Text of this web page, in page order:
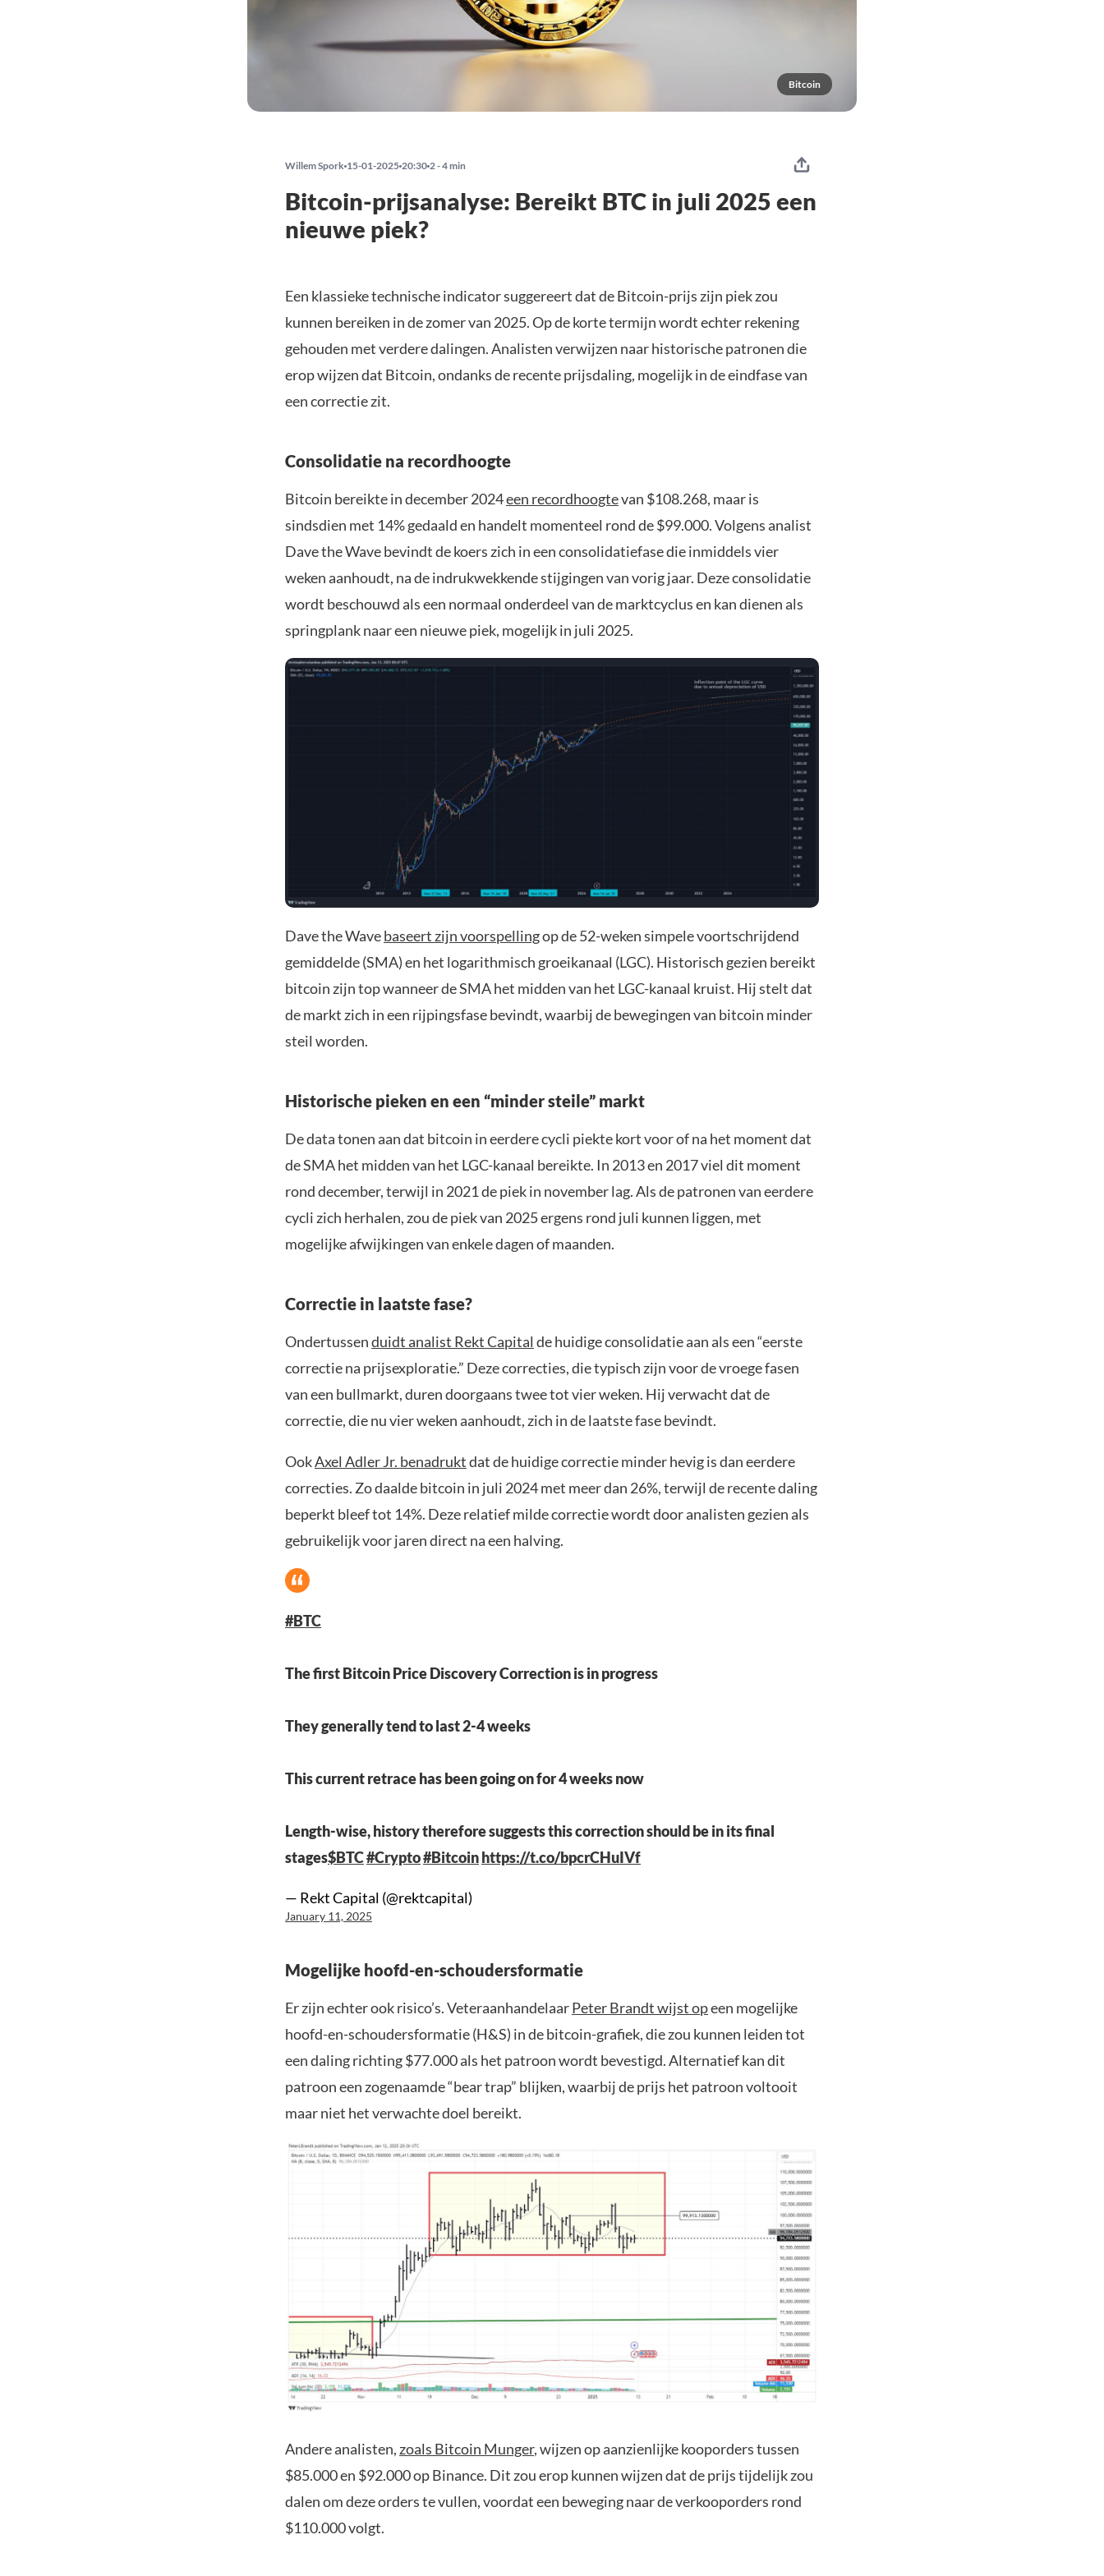
Bitcoin
Willem Spork 15-01-2025 20:30 2 - 4 min
Bitcoin-prijsanalyse: Bereikt BTC in juli 2025 een
nieuwe piek?
Een klassieke technische indicator suggereert dat de Bitcoin-prijs zijn piek zou
kunnen bereiken in de zomer van 2025. Op de korte termijn wordt echter rekening
gehouden met verdere dalingen. Analisten verwijzen naar historische patronen die
erop wijzen dat Bitcoin, ondanks de recente prijsdaling, mogelijk in de eindfase van
een correctie zit.
Consolidatie na recordhoogte
Bitcoin bereikte in december 2024een recordhoogtevan $108.268, maar is
sindsdien met 14% gedaald en handelt momenteel rond de $99.000. Volgens analist
Dave the Wave bevindt de koers zich in een consolidatiefase die inmiddels vier
weken aanhoudt, na de indrukwekkende stijgingen van vorig jaar. Deze consolidatie
wordt beschouwd als een normaal onderdeel van de marktcyclus en kan dienen als
springplank naar een nieuwe piek, mogelijk in juli 2025.
Dave the Wavebaseert zijn voorspellingop de 52-weken simpele voortschrijdend
gemiddelde (SMA) en het logarithmisch groeikanaal (LGC). Historisch gezien bereikt
bitcoin zijn top wanneer de SMA het midden van het LGC-kanaal kruist. Hij stelt dat
de markt zich in een rijpingsfase bevindt, waarbij de bewegingen van bitcoin minder
steil worden.
Historische pieken en een “minder steile” markt
De data tonen aan dat bitcoin in eerdere cycli piekte kort voor of na het moment dat
de SMA het midden van het LGC-kanaal bereikte. In 2013 en 2017 viel dit moment
rond december, terwijl in 2021 de piek in november lag. Als de patronen van eerdere
cycli zich herhalen, zou de piek van 2025 ergens rond juli kunnen liggen, met
mogelijke afwijkingen van enkele dagen of maanden.
Correctie in laatste fase?
Ondertussenduidt analist Rekt Capital de huidige consolidatie aan als een “eerste
correctie na prijsexploratie.” Deze correcties, die typisch zijn voor de vroege fasen
van een bullmarkt, duren doorgaans twee tot vier weken. Hij verwacht dat de
correctie, die nu vier weken aanhoudt, zich in de laatste fase bevindt.
OokAxel Adler Jr. benadruktdat de huidige correctie minder hevig is dan eerdere
correcties. Zo daalde bitcoin in juli 2024 met meer dan 26%, terwijl de recente daling
beperkt bleef tot 14%. Deze relatief milde correctie wordt door analisten gezien als
gebruikelijk voor jaren direct na een halving.
#BTC
The first Bitcoin Price Discovery Correction is in progress
They generally tend to last 2-4 weeks
This current retrace has been going on for 4 weeks now
Length-wise, history therefore suggests this correction should be in its final
stages$BTC#Crypto#Bitcoinhttps://t.co/bpcrCHuIVf
— Rekt Capital (@rektcapital)
January 11, 2025
Mogelijke hoofd-en-schoudersformatie
Er zijn echter ook risico’s. VeteraanhandelaarPeter Brandt wijst opeen mogelijke
hoofd-en-schoudersformatie (H&S) in de bitcoin-grafiek, die zou kunnen leiden tot
een daling richting $77.000 als het patroon wordt bevestigd. Alternatief kan dit
patroon een zogenaamde “bear trap” blijken, waarbij de prijs het patroon voltooit
maar niet het verwachte doel bereikt.
Andere analisten, zoals Bitcoin Munger, wijzen op aanzienlijke kooporders tussen
$85.000 en $92.000 op Binance. Dit zou erop kunnen wijzen dat de prijs tijdelijk zou
dalen om deze orders te vullen, voordat een beweging naar de verkooporders rond
$110.000 volgt.